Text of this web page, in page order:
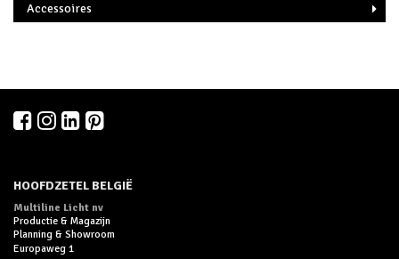
Accessoires
HOOFDZETEL BELGIË
Multiline Licht nv
Productie & Magazijn
Planning & Showroom
Europaweg 1